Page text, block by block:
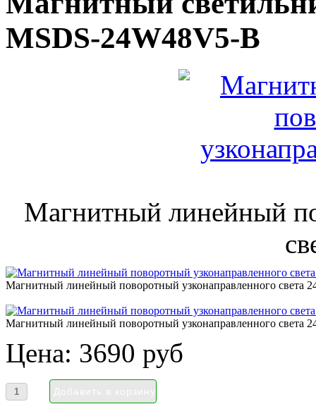
MSDS-24W48V5-B
Магнитный линейный
Магнитный линейный поворотный узконаправленного света
Магнитный линейный поворотный узконаправленного света
Цена: 3690 руб